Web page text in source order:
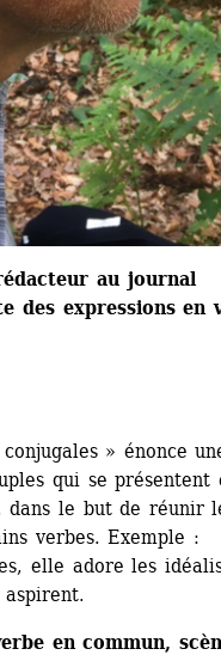
au journal
des expressions en
» énonce
qui se présentent
dans le but de réunir
verbes. Exemple :
elle adore les
en commun,